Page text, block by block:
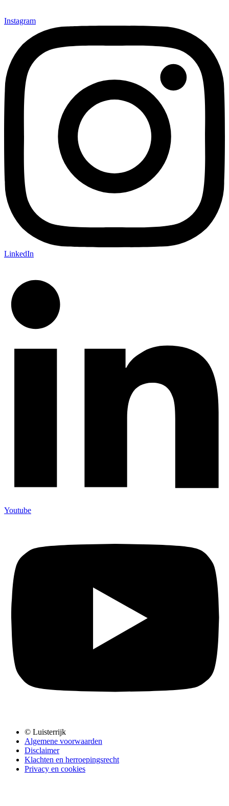
Instagram
LinkedIn
Youtube
© Luisterrijk
Algemene voorwaarden
Disclaimer
Klachten en herroepingsrecht
Privacy en cookies